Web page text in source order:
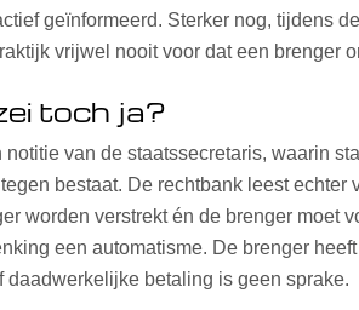
geïnformeerd. Sterker nog, tijdens
vrijwel nooit voor dat een brenger
toch ja?
van de staatssecretaris, waarin
bestaat. De rechtbank leest
worden verstrekt én de brenger moet
een automatisme. De brenger
daadwerkelijke betaling is geen sprake.